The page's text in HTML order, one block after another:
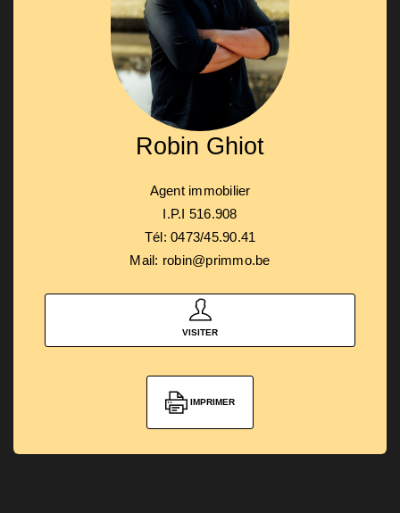
Robin Ghiot
Agent immobilier
I.P.I 516.908
Tél: 0473/45.90.41
Mail: robin@primmo.be
VISITER
IMPRIMER